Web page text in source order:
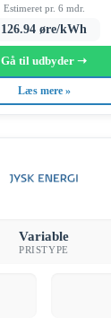
Estimeret pr. 6 mdr.
126.94 øre/kWh
Gå til udbyder ➝
Læs mere »
Variable
PRISTYPE